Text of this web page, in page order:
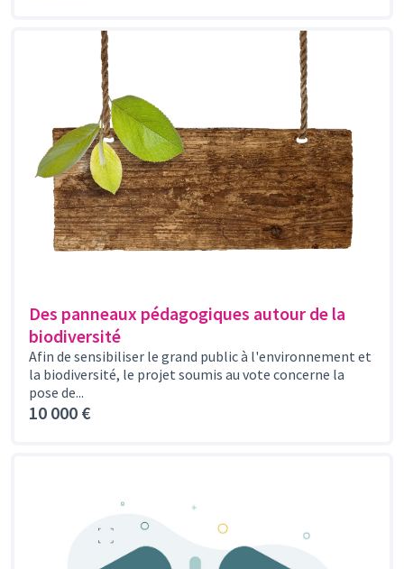
Des panneaux pédagogiques autour de la
biodiversité
Afin de sensibiliser le grand public à l'environnement et
la biodiversité, le projet soumis au vote concerne la
pose de...
10 000 €